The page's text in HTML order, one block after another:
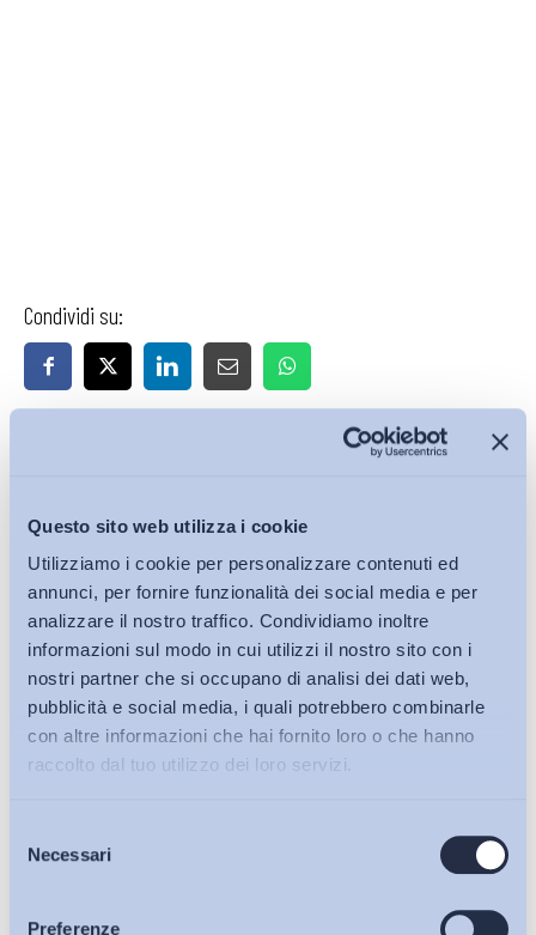
Questo sito web utilizza i cookie
Utilizziamo i cookie per personalizzare contenuti ed
annunci, per fornire funzionalità dei social media e per
analizzare il nostro traffico. Condividiamo inoltre
informazioni sul modo in cui utilizzi il nostro sito con i
nostri partner che si occupano di analisi dei dati web,
pubblicità e social media, i quali potrebbero combinarle
con altre informazioni che hai fornito loro o che hanno
raccolto dal tuo utilizzo dei loro servizi.
delNecessari
Preferenze
Bollettini ADAPT
Articoli
Condividi su:
Iscriviti alla Newsletter